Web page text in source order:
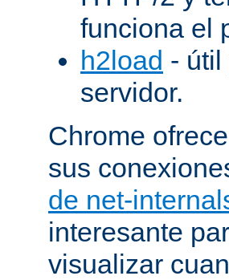
funciona el
h2load - útil
servidor.
Chrome
sus
de net-
interesante
visualizar